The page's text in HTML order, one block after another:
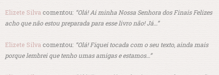
Elizete Silva comentou: “Olá! Ai minha Nossa Senhora dos Finais Felizes
acho que não estou preparada para esse livro não! Já…”
Elizete Silva comentou: “Olá! Fiquei tocada com o seu texto, ainda mais
porque lembrei que tenho umas amigas e estamos…”